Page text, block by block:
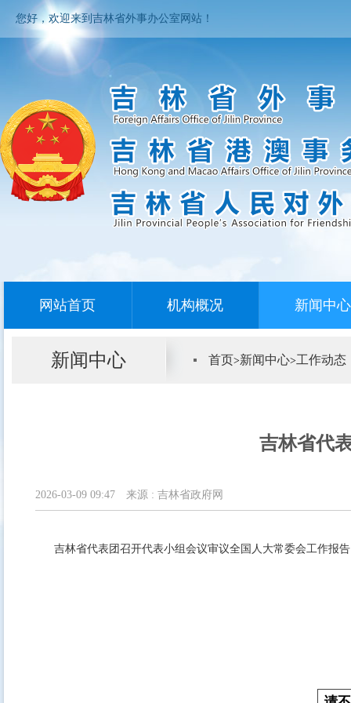
您好，欢迎来到吉林省外事办公室网站！
网站首页 机构概况 新闻中心
新闻中心 首页>新闻中心>工作动态
吉林省代
2026-03-09 09:47 来源 : 吉林省政府网
吉林省代表团召开代表小组会议审议全国人大常委会工作报告